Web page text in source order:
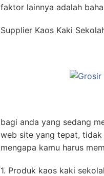
faktor lainnya adalah
Supplier Kaos Kaki
bagi anda yang sedang
web site yang tepat,
mengapa kamu harus
1. Produk kaos kaki